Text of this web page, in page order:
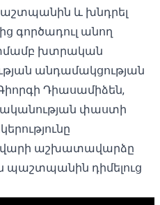
և խնդրել
գործադուլ անող
խտրական
անդամակցության
Դիասամիձեն,
փաստի
աշխատավարձը
պաշտպանին դիմելուց